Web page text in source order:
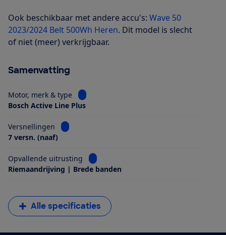
Ook beschikbaar met andere accu's: Wave 50
2023/2024 Belt 500Wh Heren. Dit model is slecht
of niet (meer) verkrijgbaar.
Samenvatting
Motor, merk & type
Bekijk informatie voor Motor, merk & type
Bosch Active Line Plus
Versnellingen
Bekijk informatie voor Versnellingen
7 versn. (naaf)
Opvallende uitrusting
Bekijk informatie voor Opvallende
Riemaandrijving | Brede banden
Alle specificaties